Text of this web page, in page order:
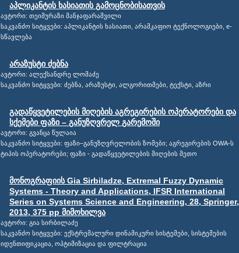
აპლიკანტის ხასიათის გამოცნობისათვის
ავტორი: თეიმურაზი მანჯაფარაშვილი
საკვანძო სიტყვები: აპლიკანტის ხასიათი, არამკაფიო ტექნოლოგიები, e-
სწავლება
არაზუსტი ძებნა
ავტორი: ალექსანდრე ლომაძე
საკვანძო სიტყვები: ძებნა, არაზუსტი, ალგორითმები, ტექსტი, აზრი
გადაწყვეტილების მიღების აგრეგირების ოპერატორები და
სქემები ფაზი – განუზღვრელ გარემოში
ავტორი: გვანცა წულაია
საკვანძო სიტყვები: ფაზი–განუზღვრელობის ზომები; აგრეგირების OWA-ს
ტიპის ოპერატორები; ფაზი - გადაწყვეტილების მიღების მეთო
მონოგრაფიის Gia Sirbiladze, Extremal Fuzzy Dynamic
Systems - Theory and Applications, IFSR International
Series on Systems Science and Engineering, 28, Springer,
2013, 375 pp მიმოხილვა
ავტორი: გია სირბილაძე
საკვანძო სიტყვები: ექსტრემალური დინამიკური სისტემები, სისტემების
იდენთიფიკაცია, ოპტიმიზაცია და ფილტრაცია